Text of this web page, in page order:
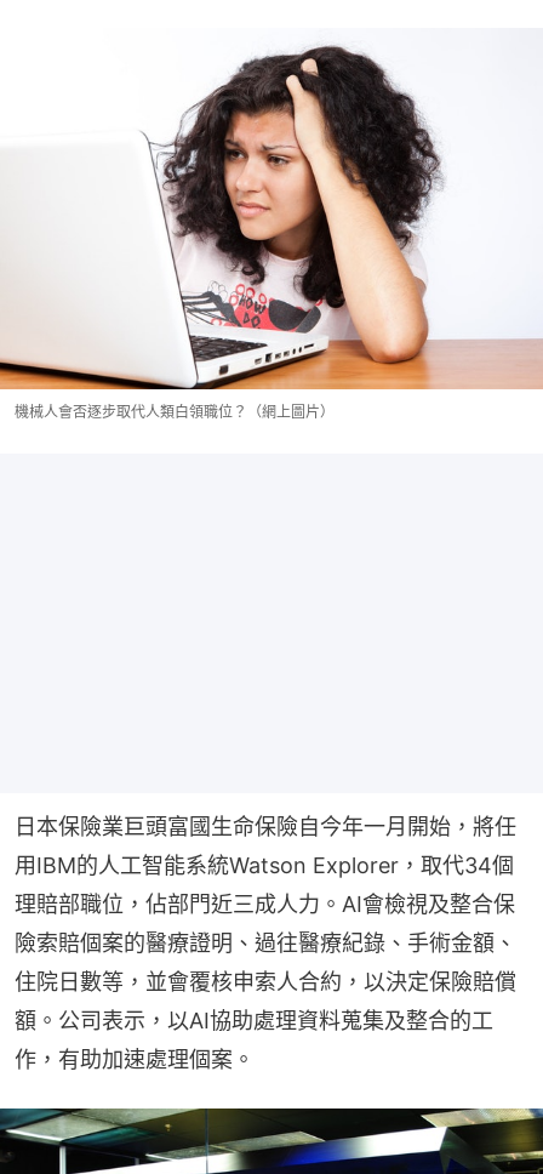
機械人會否逐步取代人類白領職位？（網上圖片）
日本保險業巨頭富國生命保險自今年一月開始，將任
用IBM的人工智能系統Watson Explorer，取代34個
理賠部職位，佔部門近三成人力。AI會檢視及整合保
險索賠個案的醫療證明、過往醫療紀錄、手術金額、
住院日數等，並會覆核申索人合約，以決定保險賠償
額。公司表示，以AI協助處理資料蒐集及整合的工
作，有助加速處理個案。